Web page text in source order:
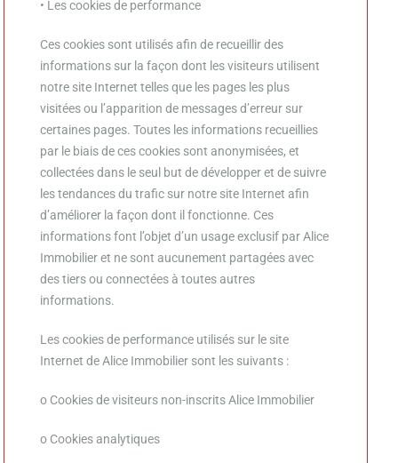
• Les cookies de performance
Ces cookies sont utilisés afin de recueillir des
informations sur la façon dont les visiteurs utilisent
notre site Internet telles que les pages les plus
visitées ou l’apparition de messages d’erreur sur
certaines pages. Toutes les informations recueillies
par le biais de ces cookies sont anonymisées, et
collectées dans le seul but de développer et de suivre
les tendances du trafic sur notre site Internet afin
d’améliorer la façon dont il fonctionne. Ces
informations font l’objet d’un usage exclusif par Alice
Immobilier et ne sont aucunement partagées avec
des tiers ou connectées à toutes autres
informations.
Les cookies de performance utilisés sur le site
Internet de Alice Immobilier sont les suivants :
o Cookies de visiteurs non-inscrits Alice Immobilier
o Cookies analytiques